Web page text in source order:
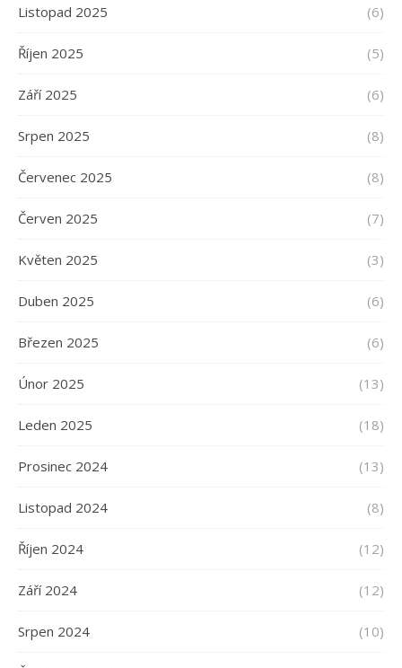
Listopad 2025 (6)
Říjen 2025 (5)
Září 2025 (6)
Srpen 2025 (8)
Červenec 2025 (8)
Červen 2025 (7)
Květen 2025 (3)
Duben 2025 (6)
Březen 2025 (6)
Únor 2025 (13)
Leden 2025 (18)
Prosinec 2024 (13)
Listopad 2024 (8)
Říjen 2024 (12)
Září 2024 (12)
Srpen 2024 (10)